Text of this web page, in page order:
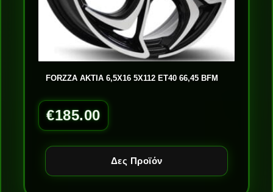
FORZZA AKTIA 6,5X16 5X112 ET40 66,45 BFM
€185.00
Δες Προϊόν